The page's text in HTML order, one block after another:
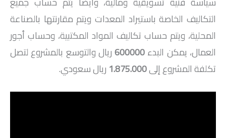
التكاليف الخاصة باستيراد المعدات ويتم مقارنتها بالصناعة
المحلية، ويتم حساب تكاليف المواد المكتبية، وحساب أجور
العمال، يمكن البدء600000ريال والتوسع بالمشروع لتصل
تكلفة المشروع إلى1.875.000 ريال سعودي.